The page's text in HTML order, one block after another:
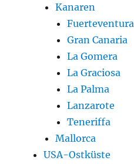
Kanaren
Fuerteventura
Gran Canaria
La Gomera
La Graciosa
La Palma
Lanzarote
Teneriffa
Mallorca
USA-Ostküste